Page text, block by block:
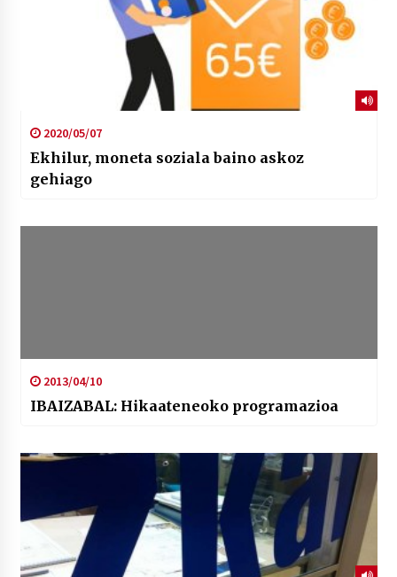
2020/05/07
Ekhilur, moneta soziala baino askoz
gehiago
2013/04/10
IBAIZABAL: Hikaateneoko programazioa